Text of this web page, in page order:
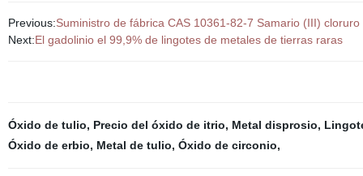
Previous:Suministro de fábrica CAS 10361-82-7 Samario (III) cloruro
Next:El gadolinio el 99,9% de lingotes de metales de tierras raras
Óxido de tulio, Precio del óxido de itrio, Metal disprosio,
Óxido de erbio, Metal de tulio, Óxido de circonio,